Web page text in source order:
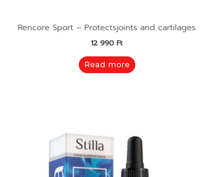
Rencore Sport – Protectsjoints and cartilages
12 990 Ft
Read more